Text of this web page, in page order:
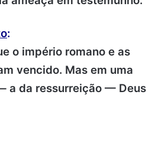
:
o império romano e as
vencido. Mas em uma
a da ressurreição — Deus